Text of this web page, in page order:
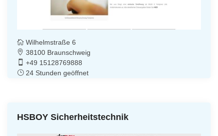
Wilhelmstraße 6
38100 Braunschweig
+49 15128769888
24 Stunden geöffnet
HSBOY Sicherheitstechnik